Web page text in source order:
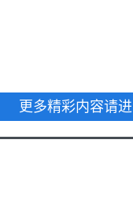
更多精彩内容请